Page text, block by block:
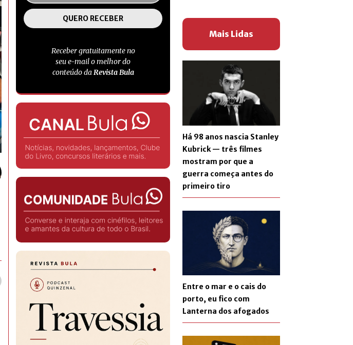
Receber gratuitamente no
seu e-mail o melhor do
conteúdo daRevista Bula
Mais Lidas
Há 98 anos nascia Stanley
Kubrick — três filmes
mostram por que a
guerra começa antes do
primeiro tiro
Entre o mar e o cais do
porto, eu fico com
Lanterna dos afogados